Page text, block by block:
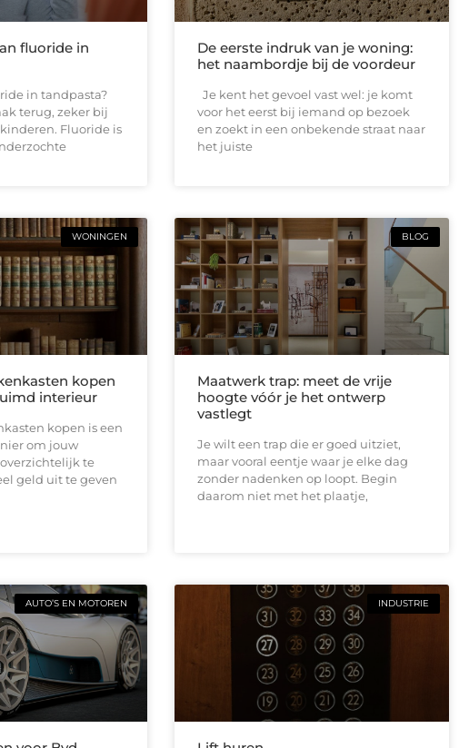
fluoride in
in tandpasta?
terug, zeker bij
Fluoride is
De eerste indruk van je woning:
het naambordje bij de voordeur
Je kent het gevoel vast wel: je komt
voor het eerst bij iemand op bezoek
en zoekt in een onbekende straat naar
het juiste
WONINGEN
kopen
interieur
kopen is een
om jouw
te
geld uit te geven
BLOG
Maatwerk trap: meet de vrije
hoogte vóór je het ontwerp
vastlegt
Je wilt een trap die er goed uitziet,
maar vooral eentje waar je elke dag
zonder nadenken op loopt. Begin
daarom niet met het plaatje,
AUTO’S EN MOTOREN INDUSTRIE